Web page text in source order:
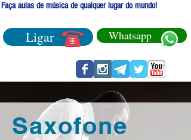
Faça aulas de música de qualquer lugar do mundo!
Ligar Whatsapp
Saxofone